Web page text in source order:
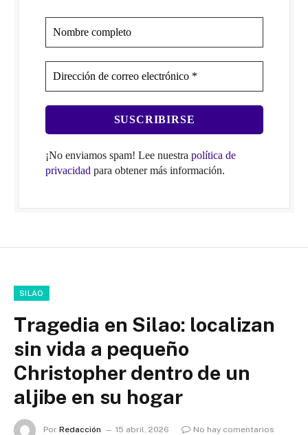
¡No enviamos spam! Lee nuestra política de
privacidad para obtener más información.
SILAO
Tragedia en Silao: localizan
sin vida a pequeño
Christopher dentro de un
aljibe en su hogar
Por Redacción 15 abril, 2026 No hay comentarios